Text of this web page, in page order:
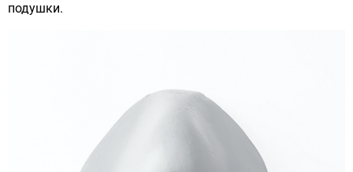
подушки.